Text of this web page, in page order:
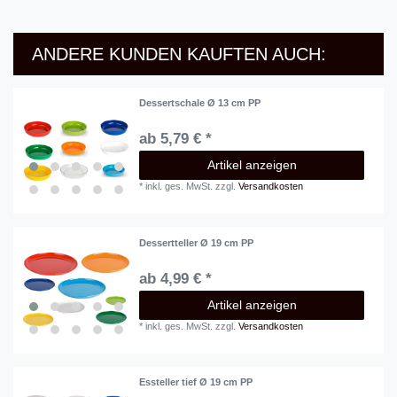
ANDERE KUNDEN KAUFTEN AUCH:
Dessertschale Ø 13 cm PP
ab 5,79 € *
Artikel anzeigen
*inkl. ges. MwSt. zzgl.Versandkosten
Dessertteller Ø 19 cm PP
ab 4,99 € *
Artikel anzeigen
*inkl. ges. MwSt. zzgl.Versandkosten
Essteller tief Ø 19 cm PP